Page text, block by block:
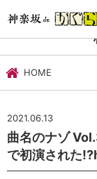
文化施設・
HOME
2021.06.13
曲名のナゾ
で初演された